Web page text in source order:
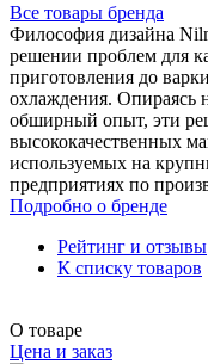
Все товары бренда
Философия дизайна
решении проблем для
приготовления до
охлаждения. Опираясь
обширный опыт, эти
высококачественных
используемых на
предприятиях по
Подробно о бренде
Рейтинг и отзывы
К списку товаров
О товаре
Цена и заказ